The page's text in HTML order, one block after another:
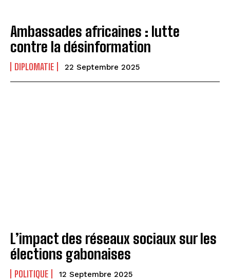
Ambassades africaines : lutte
contre la désinformation
DIPLOMATIE 22 Septembre 2025
L’impact des réseaux sociaux sur les
élections gabonaises
POLITIQUE 12 Septembre 2025